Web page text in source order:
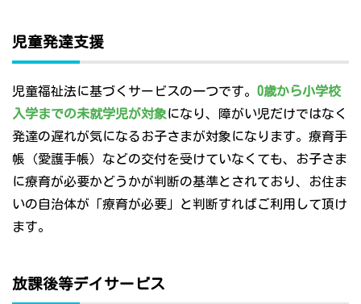
児童発達支援
児童福祉法に基づくサービスの一つです。 0歳から小学校
入学までの未就学児が対象になり、障がい児だけではなく
発達の遅れが気になるお子さまが対象になります。療育手
帳（愛護手帳）などの交付を受けていなくても、お子さま
に療育が必要かどうかが判断の基準とされており、お住ま
いの自治体が「療育が必要」と判断すればご利用して頂け
ます。
放課後等デイサービス